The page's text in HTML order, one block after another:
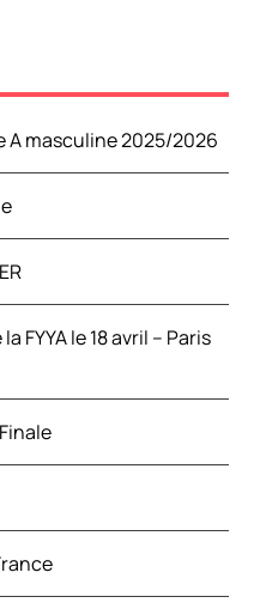
A masculine 2025/2026
FYYA le 18 avril – Paris